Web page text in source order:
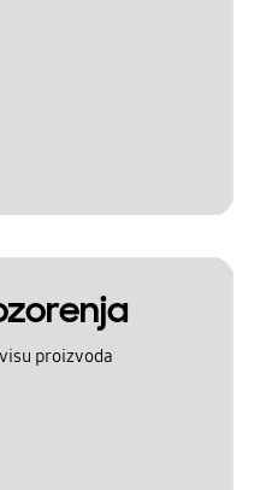
proizvoda